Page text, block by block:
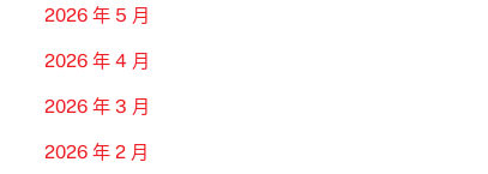
2026 年 5 月
2026 年 4 月
2026 年 3 月
2026 年 2 月